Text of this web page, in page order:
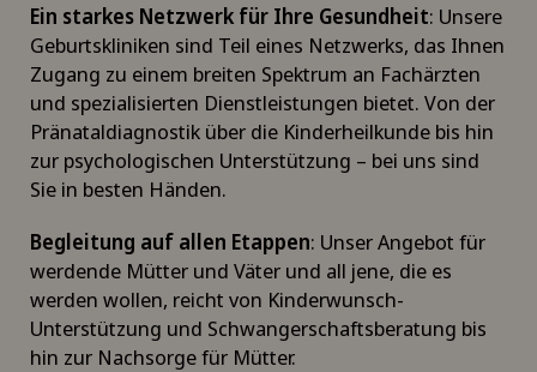
Ein starkes Netzwerk für Ihre Gesundheit: Unsere
Geburtskliniken sind Teil eines Netzwerks, das Ihnen
Zugang zu einem breiten Spektrum an Fachärzten
und spezialisierten Dienstleistungen bietet. Von der
Pränataldiagnostik über die Kinderheilkunde bis hin
zur psychologischen Unterstützung – bei uns sind
Sie in besten Händen.
Begleitung auf allen Etappen: Unser Angebot für
werdende Mütter und Väter und all jene, die es
werden wollen, reicht von Kinderwunsch-
Unterstützung und Schwangerschaftsberatung bis
hin zur Nachsorge für Mütter.